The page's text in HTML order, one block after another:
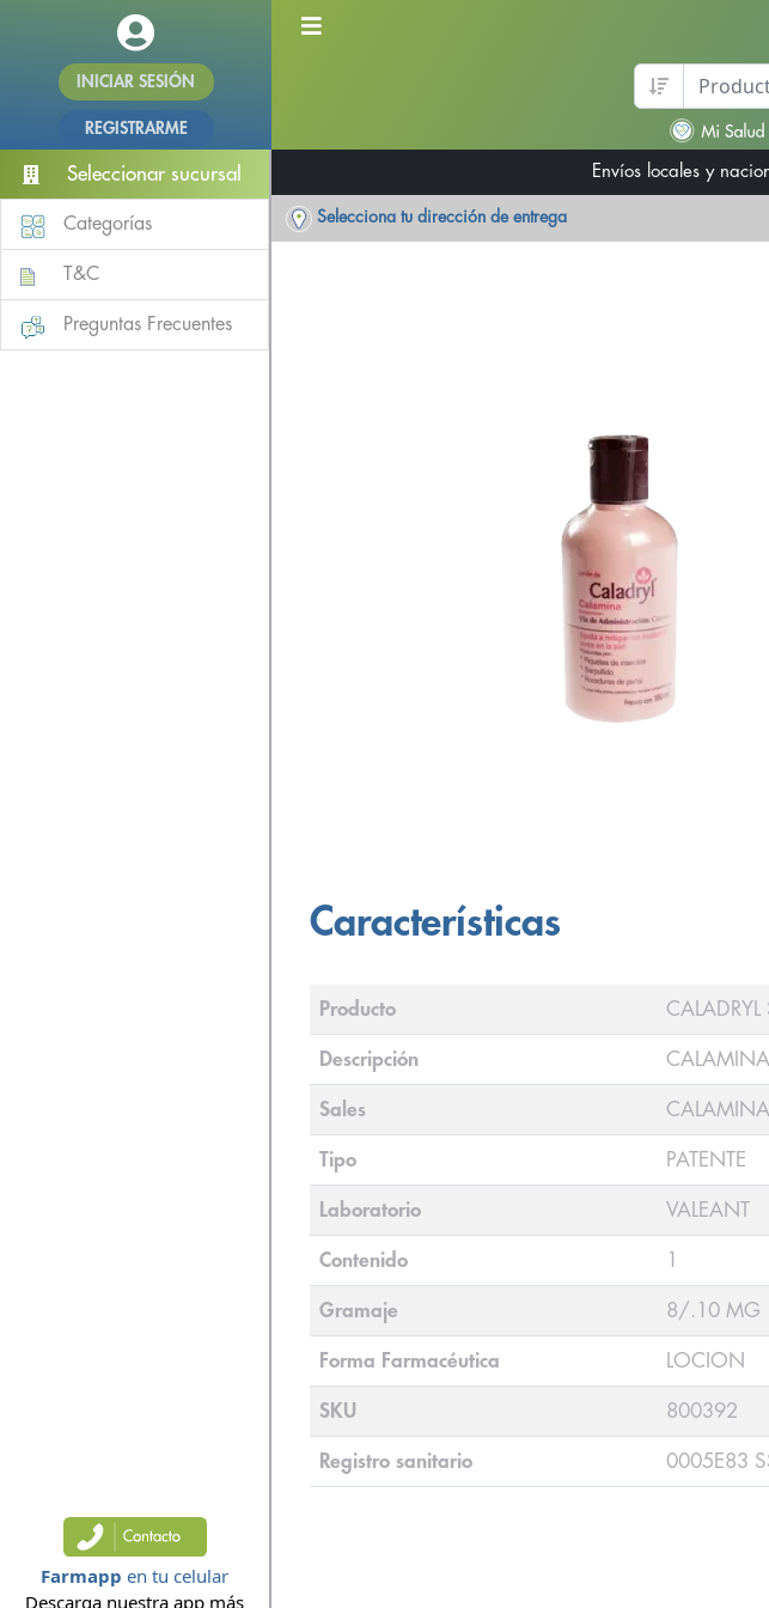
INICIAR SESIÓN
REGISTRARME
Seleccionar sucursal
Categorías
T&C
Preguntas Frecuentes
Farmapp en tu celular
Descarga nuestra app más
Envíos locales y
Selecciona tu dirección de entrega
Características
Producto CALADRYL
Descripción
Sales
Tipo PATENTE
Laboratorio VALEANT
Contenido 1
Gramaje 8/.10 MG
Forma Farmacéutica LOCION
SKU 800392
Registro sanitario 0005E83